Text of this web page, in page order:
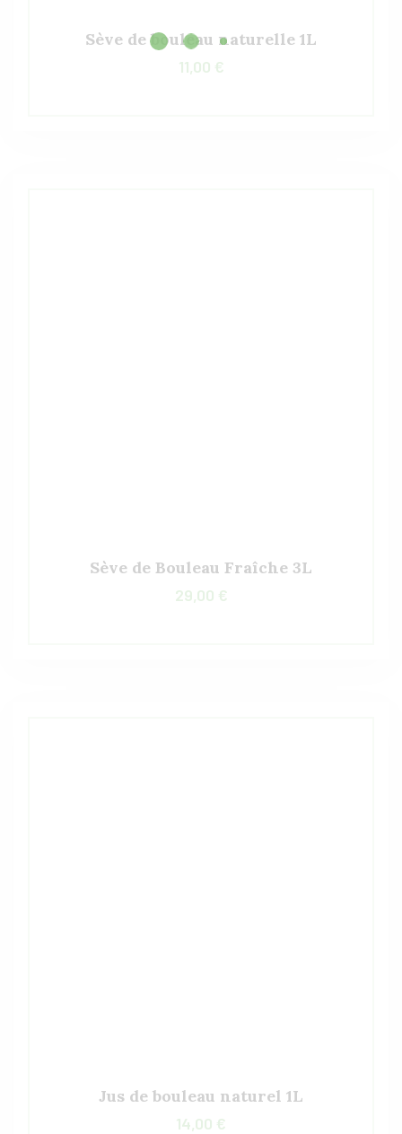
Sève de bouleau naturelle 1L
11,00 €
Sève de Bouleau Fraîche 3L
29,00 €
Jus de bouleau naturel 1L
14,00 €